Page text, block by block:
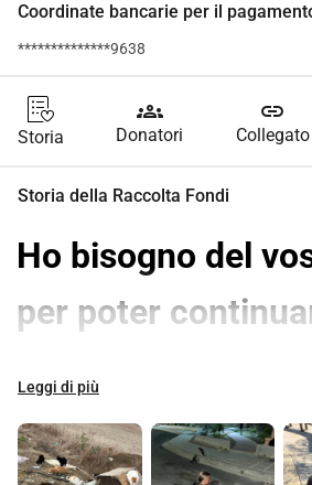
Coordinate bancarie per il
**************9638
Storia
groups
Donatori
link
Collegato
Storia della Raccolta Fondi
Ho bisogno del
per poter
Cipro.
Ci sono circa 1 milione di persone
Leggi di più